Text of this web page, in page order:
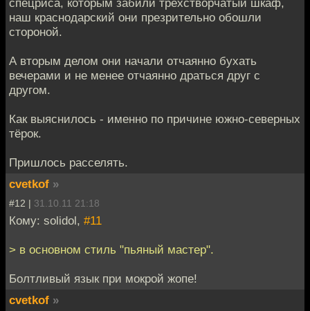
наш краснодарский они презрительно обошли
стороной.
А вторым делом они начали отчаянно бухать
вечерами и не менее отчаянно драться друг с
другом.
Как выяснилось - именно по причине южно-северных
тёрок.
Пришлось расселять.
cvetkof »
#12 | 31.10.11 21:18
Кому: solidol, #11
> в основном стиль "пьяный мастер".
Болтливый язык при мокрой жопе!
cvetkof »